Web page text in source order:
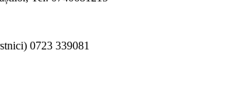
0723 339081